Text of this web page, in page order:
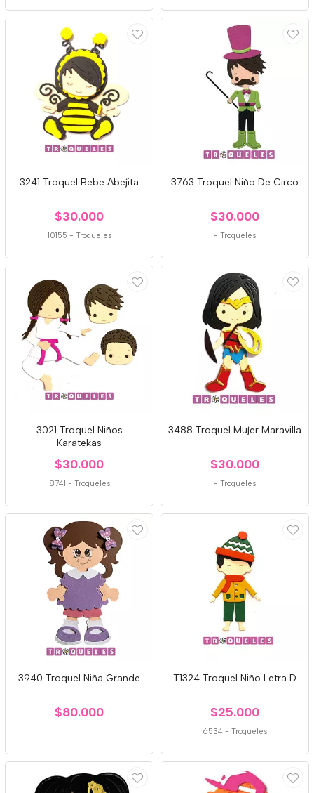
3241 Troquel Bebe Abejita
$30.000
10155 - Troqueles
3763 Troquel Niño De Circo
$30.000
- Troqueles
3021 Troquel Niños
Karatekas
$30.000
8741 - Troqueles
3488 Troquel Mujer Maravilla
$30.000
- Troqueles
3940 Troquel Niña Grande
$80.000
T1324 Troquel Niño Letra D
$25.000
6534 - Troqueles